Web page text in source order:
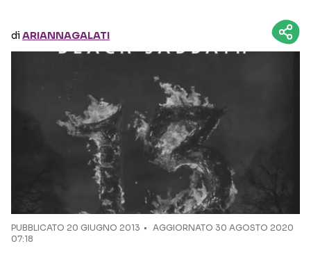
diARIANNAGALATI
PUBBLICATO 20 GIUGNO 2013
AGGIORNATO 30 AGOSTO 2020
07:18